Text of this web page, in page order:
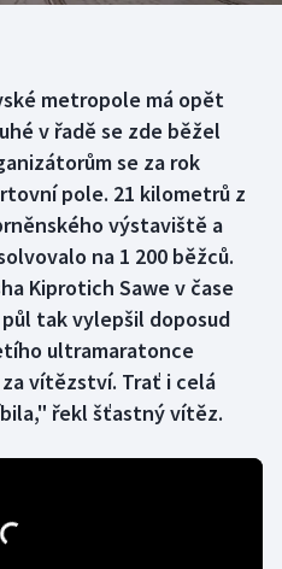
metropole má opět
v řadě se zde běžel
se za rok
pole. 21 kilometrů z
výstaviště a
na 1 200 běžců.
Kiprotich Sawe v čase
tak vylepšil doposud
ultramaratonce
za vítězství. Trať i celá
řekl šťastný vítěz.